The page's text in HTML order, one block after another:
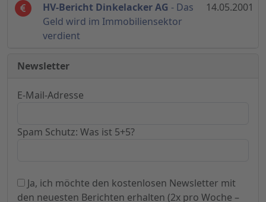
HV-Bericht Dinkelacker AG - Das
Geld wird im Immobiliensektor
verdient
14.05.2001
Newsletter
E-Mail-Adresse
Spam Schutz: Was ist 5+5?
Ja, ich möchte den kostenlosen Newsletter mit
den neuesten Berichten erhalten (2x pro Woche –